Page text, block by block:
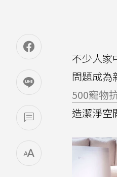
不少人家
問題成為
500寵物
造潔淨空